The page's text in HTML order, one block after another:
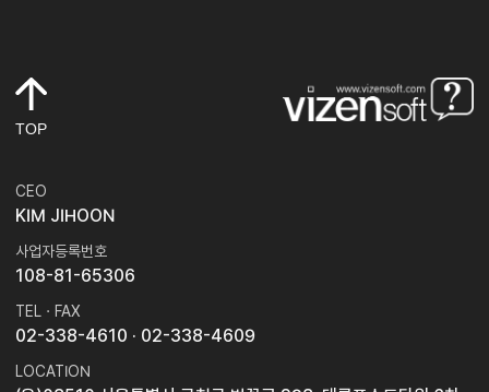
TOP
CEO
KIM JIHOON
사업자등록번호
108-81-65306
TEL · FAX
02-338-4610 · 02-338-4609
LOCATION